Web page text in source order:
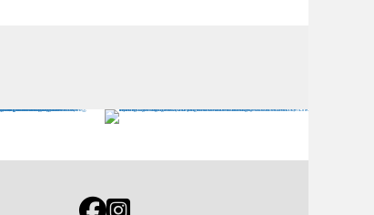
Link zur Jugendportal Facebookseite
Link zur Jugendportal Instagramseite